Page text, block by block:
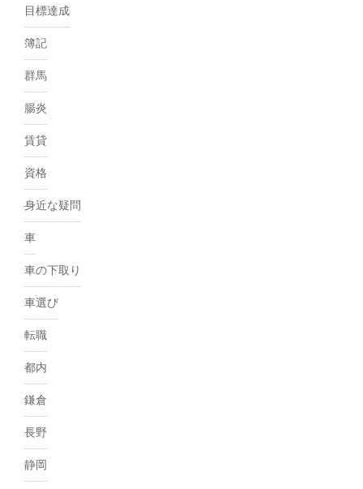
目標達成
簿記
群馬
腸炎
賃貸
資格
身近な疑問
車
車の下取り
車選び
転職
都内
鎌倉
長野
静岡